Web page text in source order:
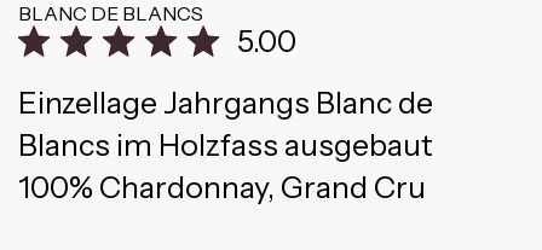
BLANC DE BLANCS
5.00
Einzellage Jahrgangs Blanc de
Blancs im Holzfass ausgebaut
100% Chardonnay, Grand Cru